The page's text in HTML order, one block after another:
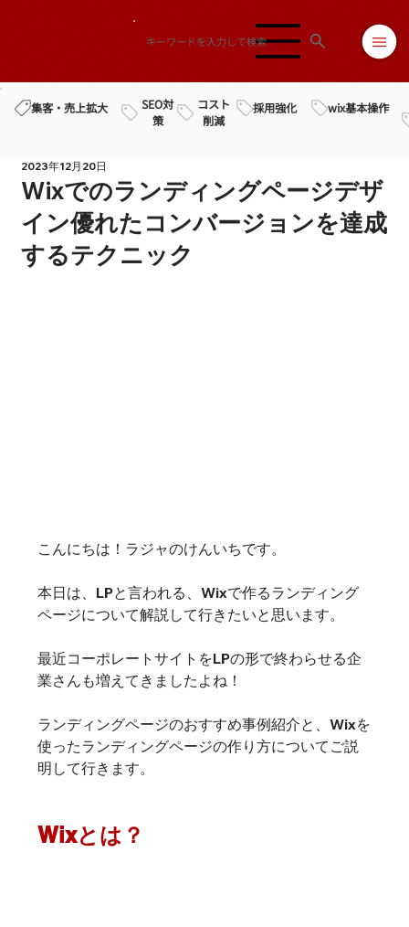
集客・売上拡大
SEO対
策
コスト
削減
採用強化 wix基本操作
Wixでのランディングページデザ
イン優れたコンバージョンを達成
するテクニック
2023年12月20日
こんにちは！ラジャのけんいちです。
本日は、LPと言われる、Wixで作るランディング
ページについて解説して行きたいと思います。
最近コーポレートサイトをLPの形で終わらせる企
業さんも増えてきましたよね！
ランディングページのおすすめ事例紹介と、Wixを
使ったランディングページの作り方についてご説
明して行きます。
Wixとは？